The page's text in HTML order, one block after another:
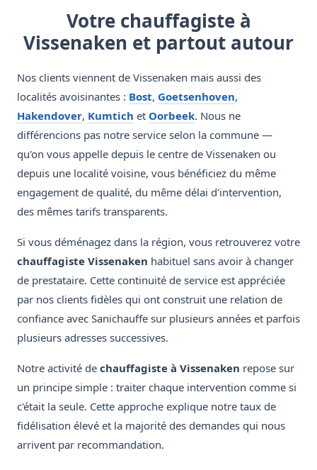
Votre chauffagiste à
Vissenaken et partout autour
Nos clients viennent de Vissenaken mais aussi des
localités avoisinantes : Bost, Goetsenhoven,
Hakendover, Kumtich et Oorbeek. Nous ne
différencions pas notre service selon la commune —
qu'on vous appelle depuis le centre de Vissenaken ou
depuis une localité voisine, vous bénéficiez du même
engagement de qualité, du même délai d'intervention,
des mêmes tarifs transparents.
Si vous déménagez dans la région, vous retrouverez votre
chauffagiste Vissenaken habituel sans avoir à changer
de prestataire. Cette continuité de service est appréciée
par nos clients fidèles qui ont construit une relation de
confiance avec Sanichauffe sur plusieurs années et parfois
plusieurs adresses successives.
Notre activité de chauffagiste à Vissenaken repose sur
un principe simple : traiter chaque intervention comme si
c'était la seule. Cette approche explique notre taux de
fidélisation élevé et la majorité des demandes qui nous
arrivent par recommandation.